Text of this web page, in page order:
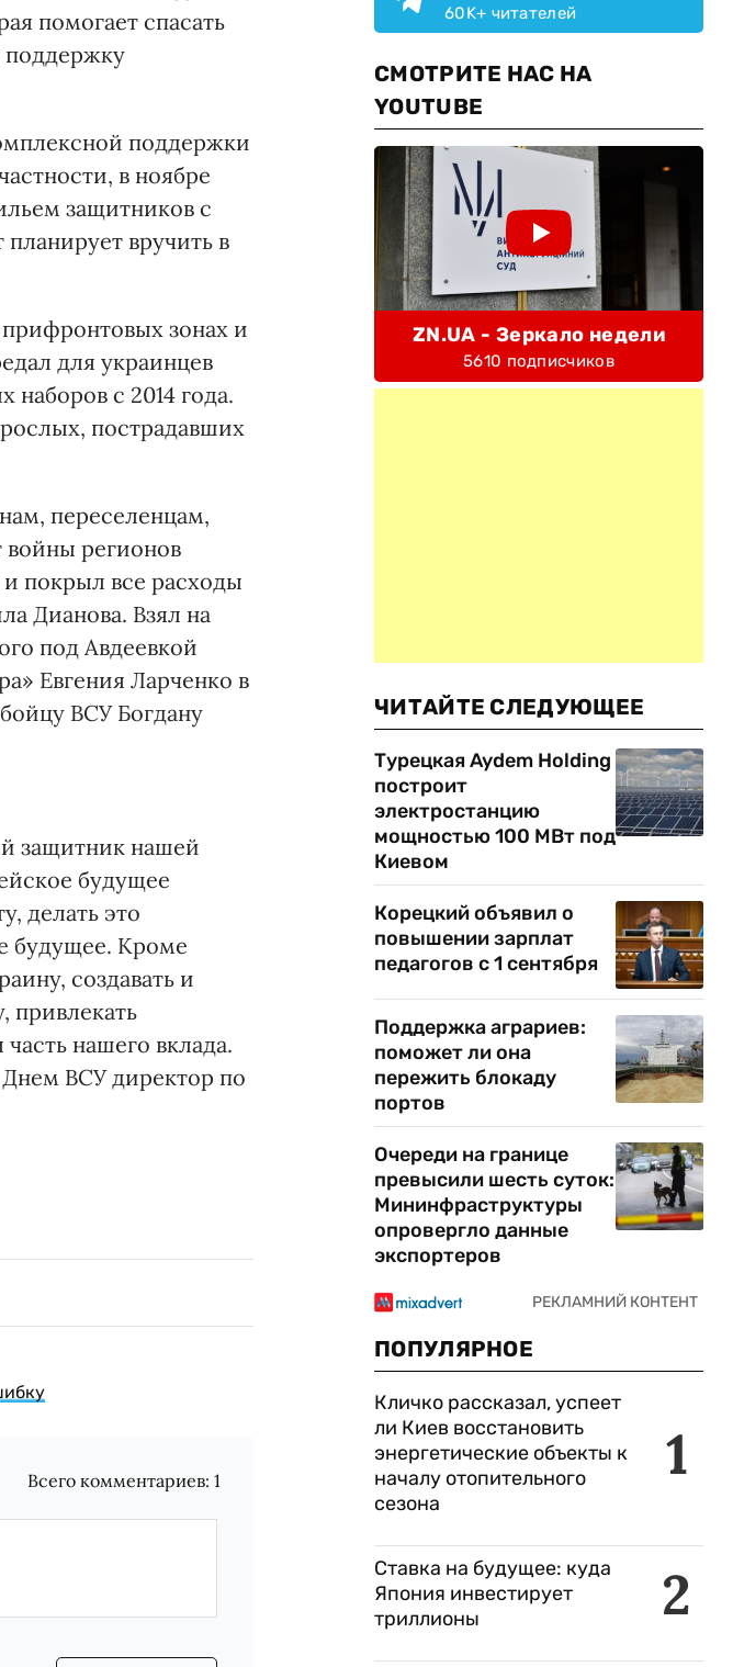
помогает спасать
поддержку
поддержки
в ноябре
защитников с
вручить в
зонах и
для украинцев
с 2014 года.
пострадавших
переселенцам,
регионов
покрыл все расходы
Дианова. Взял на
под Авдеевкой
Евгения Ларченко в
ВСУ Богдану
защитник нашей
будущее
делать это
будущее. Кроме
создавать и
привлекать
нашего вклада.
ВСУ директор по
Всего комментариев:1
60K+ читателей
СМОТРИТЕ НАС НА
YOUTUBE
ZN.UA - Зеркало недели
5610 подписчиков
ЧИТАЙТЕ СЛЕДУЮЩЕЕ
Турецкая Aydem Holding
построит
электростанцию
мощностью 100 МВт под
Киевом
Корецкий объявил о
повышении зарплат
педагогов с 1 сентября
Поддержка аграриев:
поможет ли она
пережить блокаду
портов
Очереди на границе
превысили шесть суток:
Мининфраструктуры
опровергло данные
экспортеров
ПОПУЛЯРНОЕ
1
Кличко рассказал, успеет
ли Киев восстановить
энергетические объекты к
началу отопительного
сезона
2
Ставка на будущее: куда
Япония инвестирует
триллионы